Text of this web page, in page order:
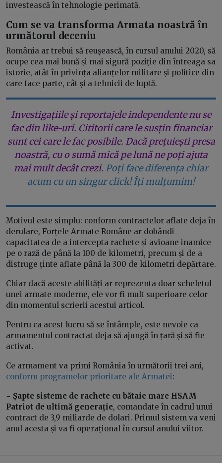
investească în tehnologie perimată.
Cum se va transforma Armata noastră în
următorul deceniu
România ar trebui să reușească, în cursul anului 2020, să
ocupe cea mai bună și mai sigură poziție din întreaga sa
istorie, atât în privința alianțelor militare și politice din
care face parte, cât și a tehnicii de luptă.
Investigațiile și reportajele independente nu se
fac din like-uri. Cititorii care le susțin financiar
sunt cei care le fac posibile. Dacă prețuiești presa
noastră, cu o sumă mică pe lună ne poți ajuta
mai mult decât crezi. Poți face diferența chiar
acum cu un singur click! Îți mulțumim!
Motivul este simplu: conform contractelor aflate deja în
derulare, Forțele Armate Române ar dobândi
capacitatea de a intercepta rachete și avioane inamice
pe o rază de până la 100 de kilometri, precum și de a
distruge ținte aflate până la 300 de kilometri depărtare.
Chiar dacă aceste abilități ar reprezenta doar scheletul
unei armate moderne, ele vor fi mult superioare celor
din momentul scrierii acestui articol.
Pentru ca acest lucru să se întâmple, este nevoie ca
armamentul contractat deja să ajungă în țară și să fie
activat.
Ce armament va primi România în următorii trei ani,
conform programelor prioritare ale Armatei:
− Șapte sisteme de rachete cu bătaie mare HSAM
Patriot de ultimă generație, comandate în cadrul unui
contract de 3,9 miliarde de dolari. Primul sistem va veni
anul acesta și va fi operațional în cursul anului viitor.